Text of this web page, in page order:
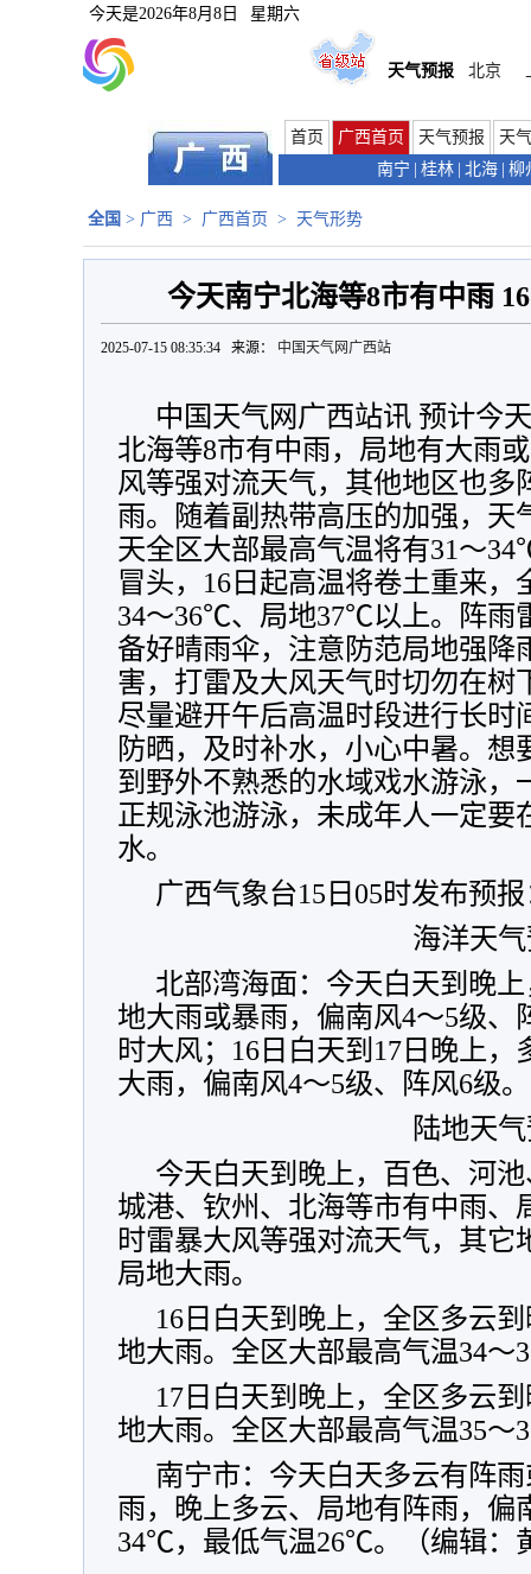
今天是2026年8月8日 星期六
天气预报 北京
首页 广西首页 天气预报
天
南宁
桂林 北海 柳
全国 > 广西 > 广西首页 > 天气形势
今天南宁北海等8市有中雨
2025-07-15 08:35:34 来源： 中国天气网广西站
中国天气网广西站讯 预计今
北海等8市有中雨，局地有大雨
风等强对流天气，其他地区也多
雨。随着副热带高压的加强，天
天全区大部最高气温将有31～34
冒头，16日起高温将卷土重来，
34～36℃、局地37℃以上。阵雨
备好晴雨伞，注意防范局地强降
害，打雷及大风天气时切勿在树
尽量避开午后高温时段进行长时
防晒，及时补水，小心中暑。想
到野外不熟悉的水域戏水游泳，
正规泳池游泳，未成年人一定要
水。
广西气象台15日05时发布预
海洋天
北部湾海面：今天白天到晚
地大雨或暴雨，偏南风4～5级、
时大风；16日白天到17日晚上
大雨，偏南风4～5级、阵风6级
陆地天
今天白天到晚上，百色、河
城港、钦州、北海等市有中雨、
时雷暴大风等强对流天气，其它
局地大雨。
16日白天到晚上，全区多云
地大雨。全区大部最高气温34
17日白天到晚上，全区多云
地大雨。全区大部最高气温35
南宁市：今天白天多云有阵
雨，晚上多云、局地有阵雨，偏
34℃，最低气温26℃。（编辑：